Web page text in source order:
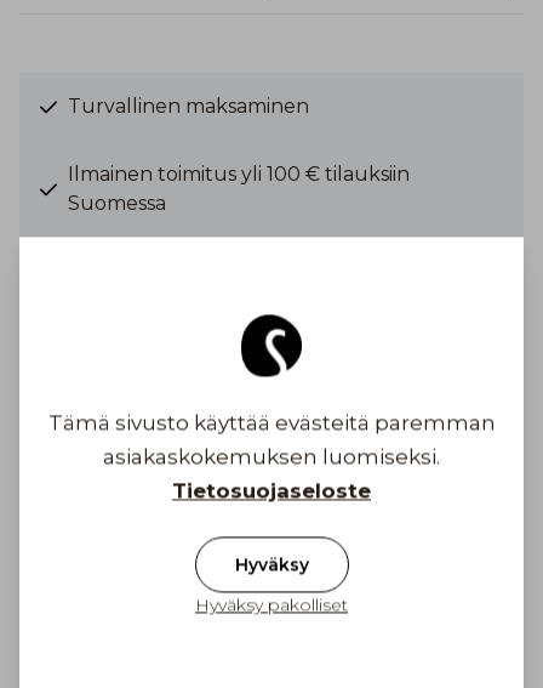
Turvallinen maksaminen
Ilmainen toimitus yli 100 € tilauksiin
Suomessa
Tämä sivusto käyttää evästeitä paremman
asiakaskokemuksen luomiseksi.
Tietosuojaseloste
Hyväksy
Hyväksy pakolliset